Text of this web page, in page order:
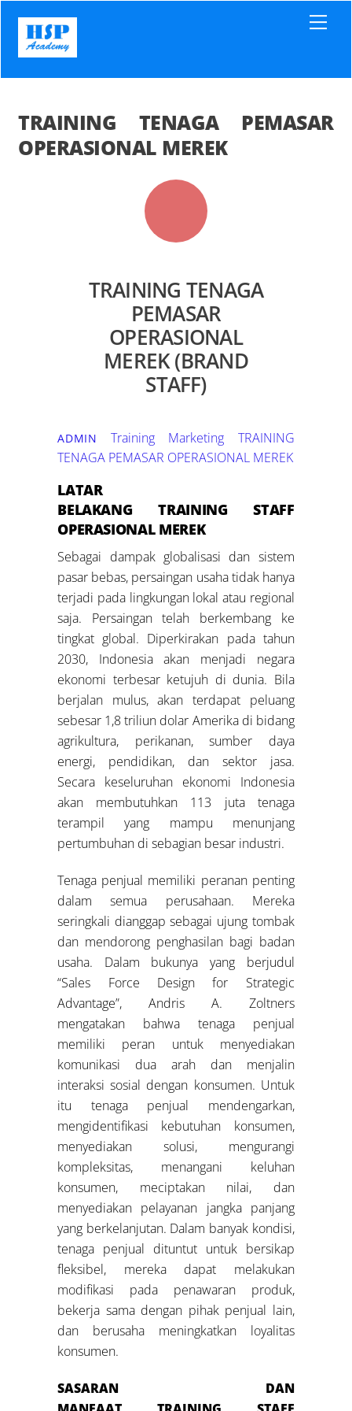
content
TRAINING TENAGA PEMASAR
OPERASIONAL MEREK
TRAINING TENAGA
PEMASAR
OPERASIONAL
MEREK (BRAND
STAFF)
ADMIN Training Marketing
TRAINING
TENAGA PEMASAR OPERASIONAL MEREK
LATAR
BELAKANG
TRAINING
STAFF
OPERASIONAL MEREK
Sebagai dampak globalisasi dan sistem
pasar bebas, persaingan usaha tidak hanya
terjadi pada lingkungan lokal atau regional
saja. Persaingan telah berkembang ke
tingkat global. Diperkirakan pada tahun
2030, Indonesia akan menjadi negara
ekonomi terbesar ketujuh di dunia. Bila
berjalan mulus, akan terdapat peluang
sebesar 1,8 triliun dolar Amerika di bidang
agrikultura, perikanan, sumber daya
energi, pendidikan, dan sektor jasa.
Secara keseluruhan ekonomi Indonesia
akan membutuhkan 113 juta tenaga
terampil yang mampu menunjang
pertumbuhan di sebagian besar industri.
Tenaga penjual memiliki peranan penting
dalam semua perusahaan. Mereka
seringkali dianggap sebagai ujung tombak
dan mendorong penghasilan bagi badan
usaha. Dalam bukunya yang berjudul
“Sales Force Design for Strategic
Advantage”, Andris A. Zoltners
mengatakan bahwa tenaga penjual
memiliki peran untuk menyediakan
komunikasi dua arah dan menjalin
interaksi sosial dengan konsumen. Untuk
itu tenaga penjual mendengarkan,
mengidentifikasi kebutuhan konsumen,
menyediakan solusi, mengurangi
kompleksitas, menangani keluhan
konsumen, meciptakan nilai, dan
menyediakan pelayanan jangka panjang
yang berkelanjutan. Dalam banyak kondisi,
tenaga penjual dituntut untuk bersikap
fleksibel, mereka dapat melakukan
modifikasi pada penawaran produk,
bekerja sama dengan pihak penjual lain,
dan berusaha meningkatkan loyalitas
konsumen.
SASARAN DAN